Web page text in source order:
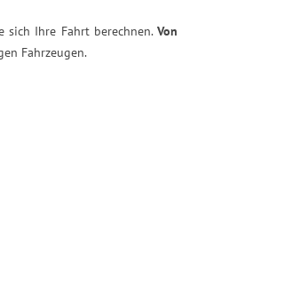
sich Ihre Fahrt berechnen. Von
Fahrzeugen.